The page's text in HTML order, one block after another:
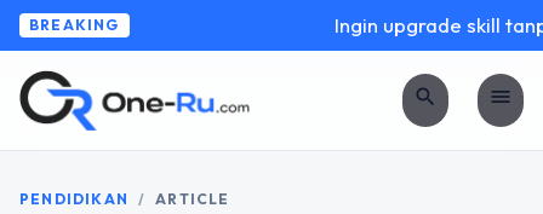
BREAKING Ingin upgrade skill
search menu
PENDIDIKAN / ARTICLE